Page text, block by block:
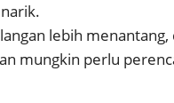
lebih
mungkin perlu